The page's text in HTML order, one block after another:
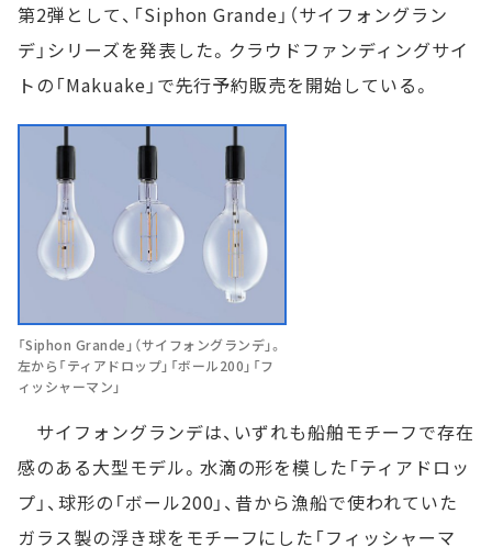
第2弾として、「Siphon Grande」（サイフォングラン
デ」シリーズを発表した。クラウドファンディングサイ
トの「Makuake」で先行予約販売を開始している。
「Siphon Grande」（サイフォングランデ」。
左から「ティアドロップ」「ボール200」「フ
ィッシャーマン」
サイフォングランデは、いずれも船舶モチーフで存在
感のある大型モデル。水滴の形を模した「ティアドロッ
プ」、球形の「ボール200」、昔から漁船で使われていた
ガラス製の浮き球をモチーフにした「フィッシャーマ